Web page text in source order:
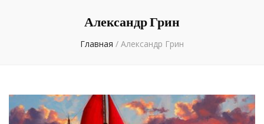
Александр Грин
Главная / Александр Грин